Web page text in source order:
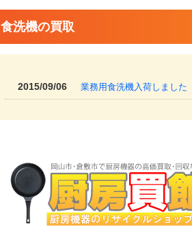
食洗機の買取
2015/09/06 業務用食洗機入荷しました